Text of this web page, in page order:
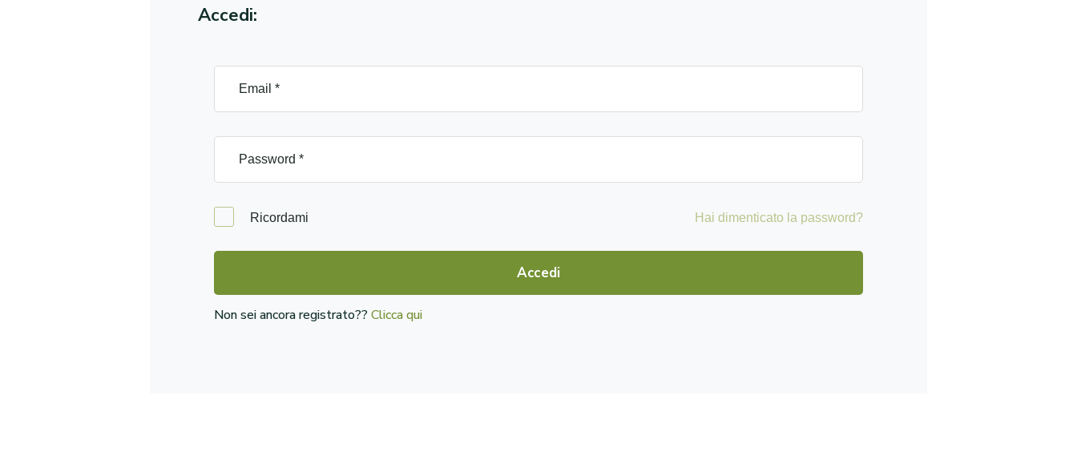
Accedi:
Ricordami Hai dimenticato la password?
Accedi
Non sei ancora registrato??Clicca qui